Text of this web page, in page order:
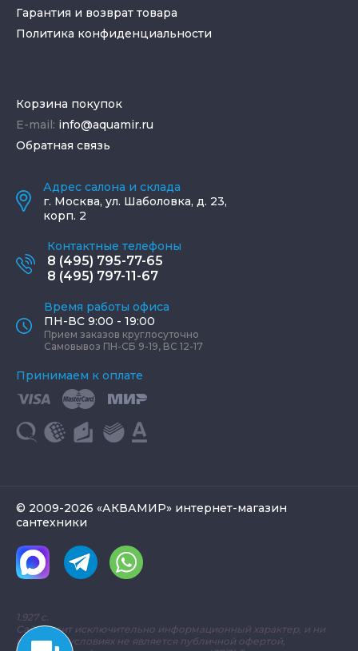
Гарантия и возврат товара
Политика конфиденциальности
Корзина покупок
E-mail: info@aquamir.ru
Обратная связь
Адрес салона и склада
г. Москва, ул. Шаболовка, д. 23,
корп. 2
Контактные телефоны
8 (495) 795-77-65
8 (495) 797-11-67
Время работы офиса
ПН-ВС 9:00 - 19:00
Прием заказов круглосуточно
Самовывоз ПН-СБ 9-19, ВС 12-17
Принимаем к оплате
© 2009-2026 «АКВАМИР» интернет-магазин
сантехники
1.927 с.
Сайт носит исключительно информационный характер, и ни
при каких условиях не является публичной офертой,